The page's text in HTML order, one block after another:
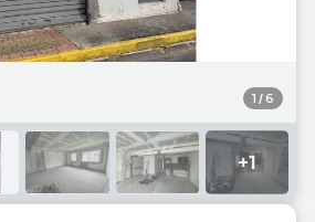
1 /6
+1